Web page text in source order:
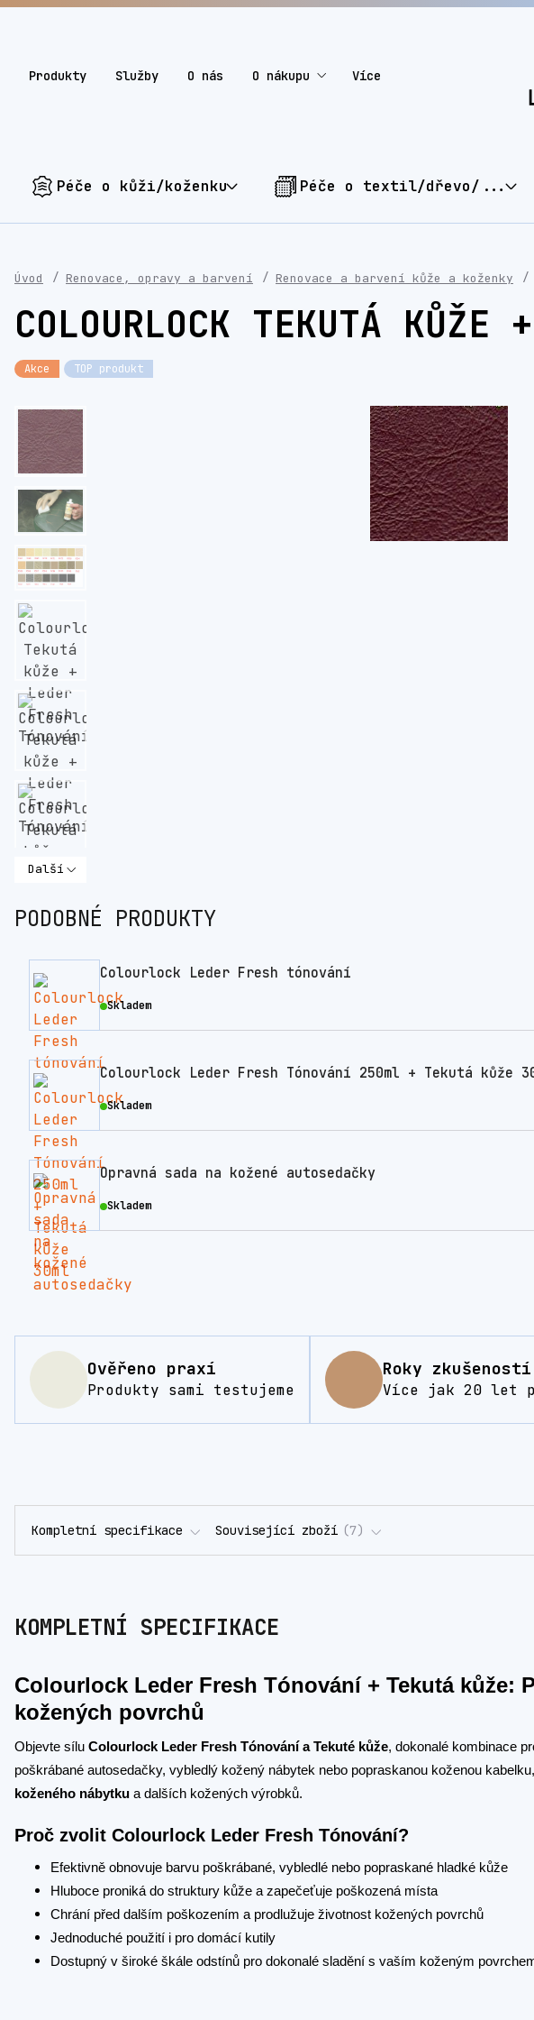
Produkty Služby O nás O nákupu Více
Péče o kůži/koženku Péče o textil/dřevo/...
Úvod Renovace, opravy a barvení Renovace a barvení kůže a koženky
COLOURLOCK TEKUTÁ KŮŽE
Akce TOP produkt
Další
PODOBNÉ PRODUKTY
Colourlock Leder Fresh tónování
Skladem
Colourlock Leder Fresh Tónování 250ml + Tekutá kůže
Skladem
Opravná sada na kožené autosedačky
Skladem
Ověřeno praxí
Produkty sami testujeme
Roky zkušeností
Více jak 20 let
Kompletní specifikace Související zboží 7
KOMPLETNÍ SPECIFIKACE
Colourlock Leder Fresh Tónování + Tekutá kůže:
kožených povrchů
Objevte sílu Colourlock Leder Fresh Tónování a Tekuté kůže, dokonalé kombinace
poškrábané autosedačky, vybledlý kožený nábytek nebo popraskanou koženou
koženého nábytku a dalších kožených výrobků.
Proč zvolit Colourlock Leder Fresh Tónování?
Efektivně obnovuje barvu poškrábané, vybledlé nebo popraskané hladké kůže
Hluboce proniká do struktury kůže a zapečeťuje poškozená místa
Chrání před dalším poškozením a prodlužuje životnost kožených povrchů
Jednoduché použití i pro domácí kutily
Dostupný v široké škále odstínů pro dokonalé sladění s vaším koženým